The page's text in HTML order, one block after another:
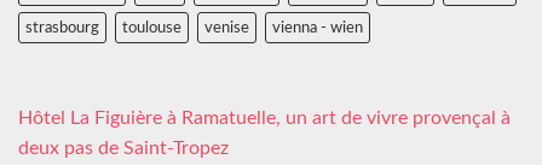
strasbourg toulouse venise vienna - wien
Hôtel La Figuière à Ramatuelle, un art de vivre provençal à
deux pas de Saint-Tropez